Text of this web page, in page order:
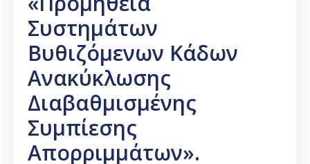
Συστημάτων
Βυθιζόμενων Κάδων
Ανακύκλωσης
Διαβαθμισμένης
Συμπίεσης
Απορριμμάτων».